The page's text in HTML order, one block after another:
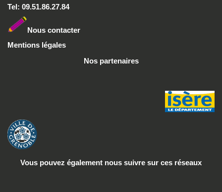
Tel: 09.51.86.27.84
Nous contacter
Mentions légales
Nos partenaires
Vous pouvez également nous suivre sur ces réseaux